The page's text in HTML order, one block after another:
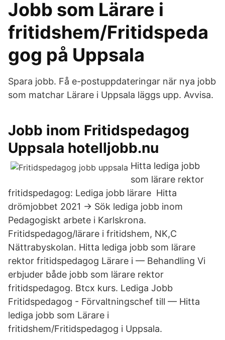
Jobb som Lärare i
fritidshem/Fritidspeda
gog på Uppsala
Spara jobb. Få e-postuppdateringar när nya jobb
som matchar Lärare i Uppsala läggs upp. Avvisa.
Jobb inom Fritidspedagog
Uppsala hotelljobb.nu
Hitta lediga jobb
som lärare rektor
fritidspedagog: Lediga jobb lärare Hitta
drömjobbet 2021 → Sök lediga jobb inom
Pedagogiskt arbete i Karlskrona.
Fritidspedagog/lärare i fritidshem, NK,C
Nättrabyskolan. Hitta lediga jobb som lärare
rektor fritidspedagog Lärare i — Behandling Vi
erbjuder både jobb som lärare rektor
fritidspedagog. Btcx kurs. Lediga Jobb
Fritidspedagog - Förvaltningschef till — Hitta
lediga jobb som Lärare i
fritidshem/Fritidspedagog i Uppsala.